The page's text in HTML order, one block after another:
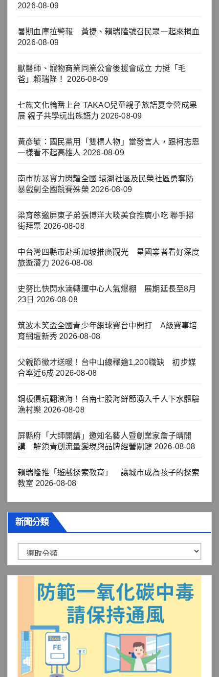
2026-08-09
暑期血庫拉警報 黃捷、賴瑞隆號召民眾一起來捐血
2026-08-09
獸醫師、寵物商業同業公會後援會成立 力挺「毛
爸」賴瑞隆！
2026-08-09
七族文化輪番上台 TAKAO兒童親子族語夏令營成果
展 親子共學玩出族語力 2026-08-09
黃彥毓：國民黨用「雙標人物」當發言人，跟柯志恩
一樣看不起高雄人 2026-08-09
南市防暴實力閃耀全國 環湖社區及民榮社區勇奪防
暴戲劇全國競賽殊榮 2026-08-09
梁育慈邀屏東子弟張博洋大啖美食推廣小吃 聯手掃
街拜票 2026-08-08
中台灣四縣市赴新加坡推廣觀光 星國業者看好深度
旅遊潛力 2026-08-08
史努比快閃水湳轉運中心人氣爆棚 展期延長至8月
23日 2026-08-08
筑波木笑盃全國青少年網球賽台中開打 A級賽事培
育網壇新秀 2026-08-08
父親節徵才送暖！台中山線釋逾1,200職缺 初步媒
合率近6成 2026-08-08
銅板價玩翻濱海！台南七股海鮮節湧入千人下水體驗
漁村樂 2026-08-08
屏縣府「大師開講」邀知名藝人暨創業家詹子晴開
講 解鎖青創流量變現與品牌經營關鍵 2026-08-08
賴瑞隆推「遊戲探索教育」 讓城市成為孩子的探索
教室 2026-08-08
新聞分類
聞